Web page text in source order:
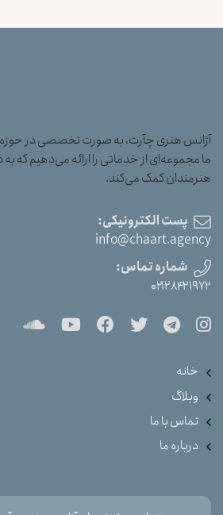
آژانس هنری چآرت، به صورت تخصصی در
ما مجموعه‌ای از خدماتی را ارائه می‌دهیم که
هنرمندان کمک می‌کند.
پست الکترونیکی:
info@chaart.agency
شماره تماس:
۰۲۱۲۸۴۲۱۹۷۲
خانه
وبلاگ
تماس با ما
درباره ما